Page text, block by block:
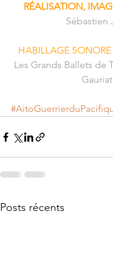
RÉALISATION,
Sébastien
HABILLAGE
Les Grands Ballets de
Gauriat
Posts récents